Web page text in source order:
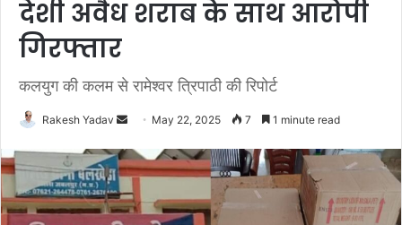
देशी अवैध शराब के साथ आरोपी
गिरफ्तार
कलयुग की कलम से रामेश्वर त्रिपाठी की रिपोर्ट
Rakesh Yadav
n
d
a
May 22, 2025 7 1 minute read